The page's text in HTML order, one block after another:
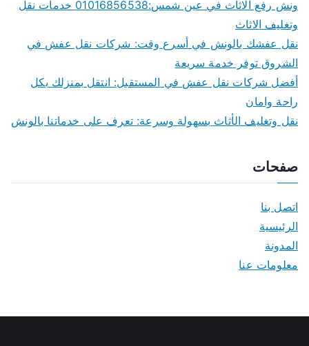
ونش رفع الاثاث في عين شمس:01016856538 خدمات نقل
وتغليف الاثاث
نقل عفشك بالونش في أسرع وقت: شركات نقل عفش في
الشروق توفر خدمة سريعة
أفضل شركات نقل عفش في المستقبل: انتقل بمنزلك بكل
راحة وامان
نقل وتغليف الأثاث بسهولة وسرعة: تعرف على خدماتنا بالونش
صفحات
اتصل بنا
الرئيسية
المدونة
معلومات عنا